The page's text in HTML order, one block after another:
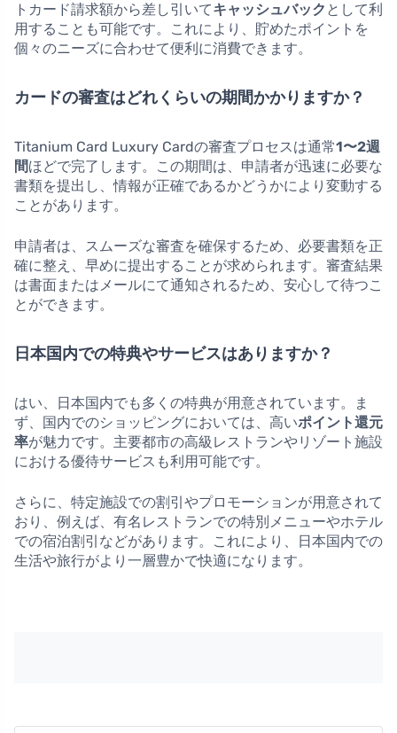
トカード請求額から差し引いてキャッシュバック として利
用することも可能です。これにより、貯めたポイントを
個々のニーズに合わせて便利に消費できます。
カードの審査はどれくらいの期間かかりますか？
Titanium Card Luxury Cardの審査プロセスは通常1〜2週
間ほどで完了します。この期間は、申請者が迅速に必要な
書類を提出し、情報が正確であるかどうかにより変動する
ことがあります。
申請者は、スムーズな審査を確保するため、必要書類を正
確に整え、早めに提出することが求められます。審査結果
は書面またはメールにて通知されるため、安心して待つこ
とができます。
日本国内での特典やサービスはありますか？
はい、日本国内でも多くの特典が用意されています。ま
ず、国内でのショッピングにおいては、高いポイント還元
率が魅力です。主要都市の高級レストランやリゾート施設
における優待サービスも利用可能です。
さらに、特定施設での割引やプロモーションが用意されて
おり、例えば、有名レストランでの特別メニューやホテル
での宿泊割引などがあります。これにより、日本国内での
生活や旅行がより一層豊かで快適になります。